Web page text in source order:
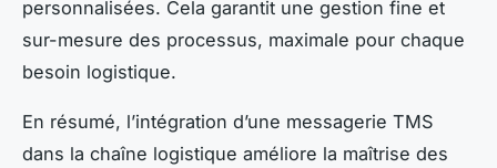
personnalisées. Cela garantit une gestion fine et
sur-mesure des processus, maximale pour chaque
besoin logistique.
En résumé, l’intégration d’une messagerie TMS
dans la chaîne logistique améliore la maîtrise des